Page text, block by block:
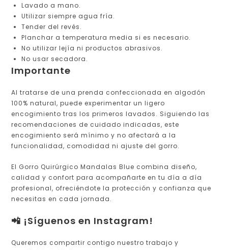
Lavado a mano.
Utilizar siempre agua fría.
Tender del revés.
Planchar a temperatura media si es necesario.
No utilizar lejía ni productos abrasivos.
No usar secadora.
Importante
Al tratarse de una prenda confeccionada en algodón
100% natural, puede experimentar un ligero
encogimiento tras los primeros lavados. Siguiendo las
recomendaciones de cuidado indicadas, este
encogimiento será mínimo y no afectará a la
funcionalidad, comodidad ni ajuste del gorro.
El Gorro Quirúrgico Mandalas Blue combina diseño,
calidad y confort para acompañarte en tu día a día
profesional, ofreciéndote la protección y confianza que
necesitas en cada jornada.
📲 ¡Síguenos en Instagram!
Queremos compartir contigo nuestro trabajo y